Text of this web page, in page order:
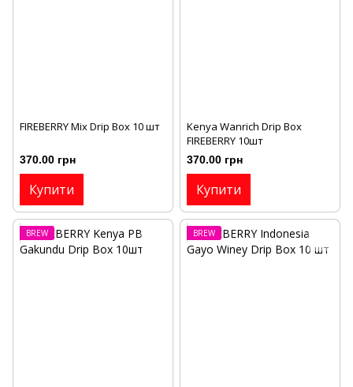
FIREBERRY Mix Drip Box 10 шт
370.00 грн
Купити
Kenya Wanrich Drip Box
FIREBERRY 10шт
370.00 грн
Купити
BREW BREW